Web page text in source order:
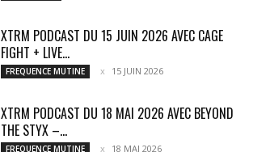
XTRM PODCAST DU 15 JUIN 2026 AVEC CAGE
FIGHT + LIVE...
FREQUENCE MUTINE 15 JUIN 2026
XTRM PODCAST DU 18 MAI 2026 AVEC BEYOND
THE STYX –...
FREQUENCE MUTINE 18 MAI 2026